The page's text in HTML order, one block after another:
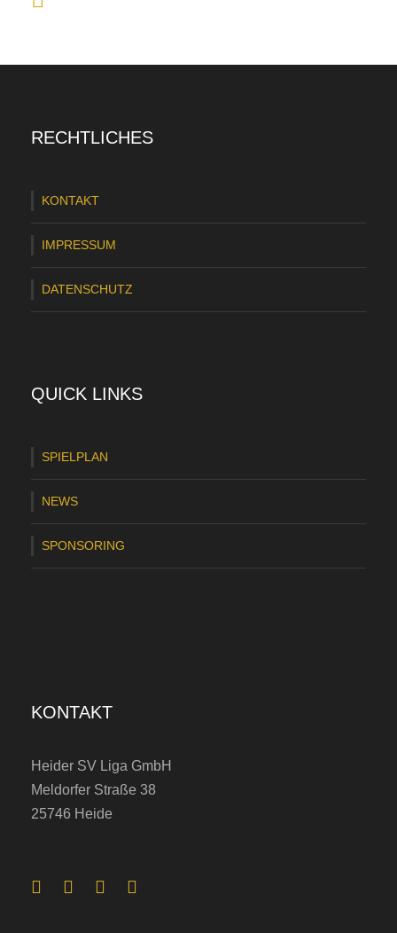
r
c
h
e
e
r
a
g
r
d
i
RECHTLICHES
KONTAKT
IMPRESSUM
DATENSCHUTZ
QUICK LINKS
SPIELPLAN
NEWS
SPONSORING
KONTAKT
Heider SV Liga GmbH
Meldorfer Straße 38
25746 Heide